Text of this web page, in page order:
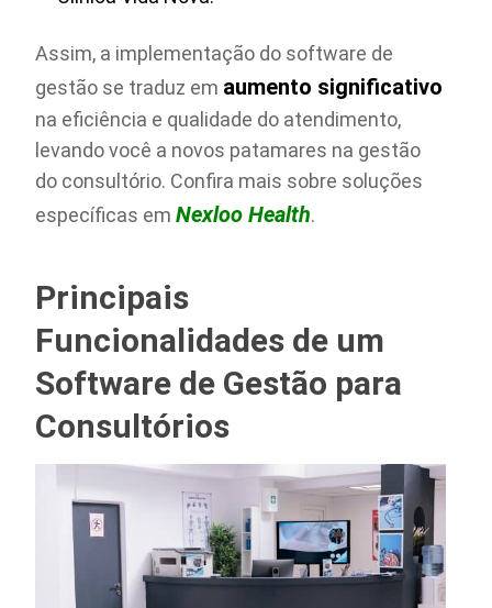
Assim, a implementação do software de
gestão se traduz em aumento significativo
na eficiência e qualidade do atendimento,
levando você a novos patamares na gestão
do consultório. Confira mais sobre soluções
específicas emNexloo Health.
Principais
Funcionalidades de um
Software de Gestão para
Consultórios